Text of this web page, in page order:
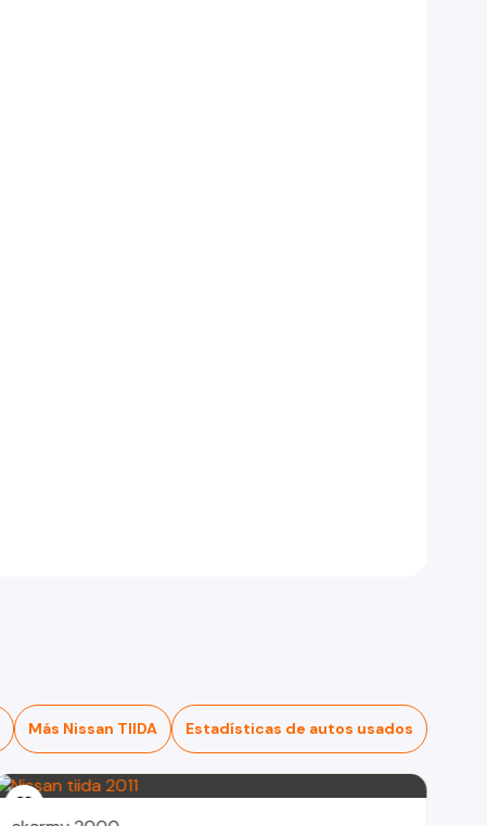
Más Nissan TIIDA Estadísticas de autos usados